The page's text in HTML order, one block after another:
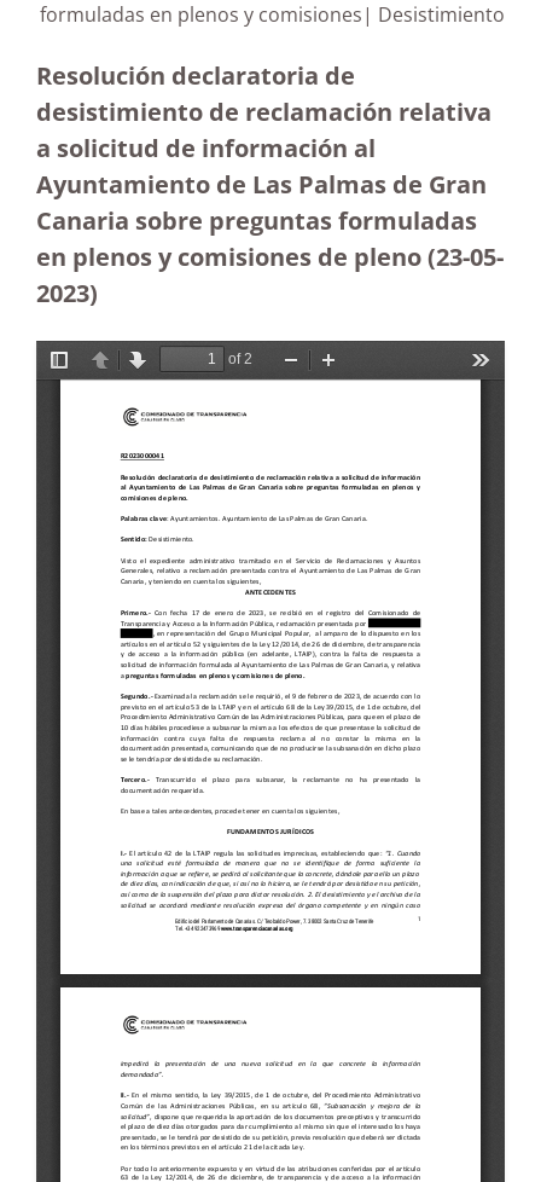
formuladas en plenos y comisiones| Desistimiento
Resolución declaratoria de
desistimiento de reclamación relativa
a solicitud de información al
Ayuntamiento de Las Palmas de Gran
Canaria sobre preguntas formuladas
en plenos y comisiones de pleno(23-05-
2023)